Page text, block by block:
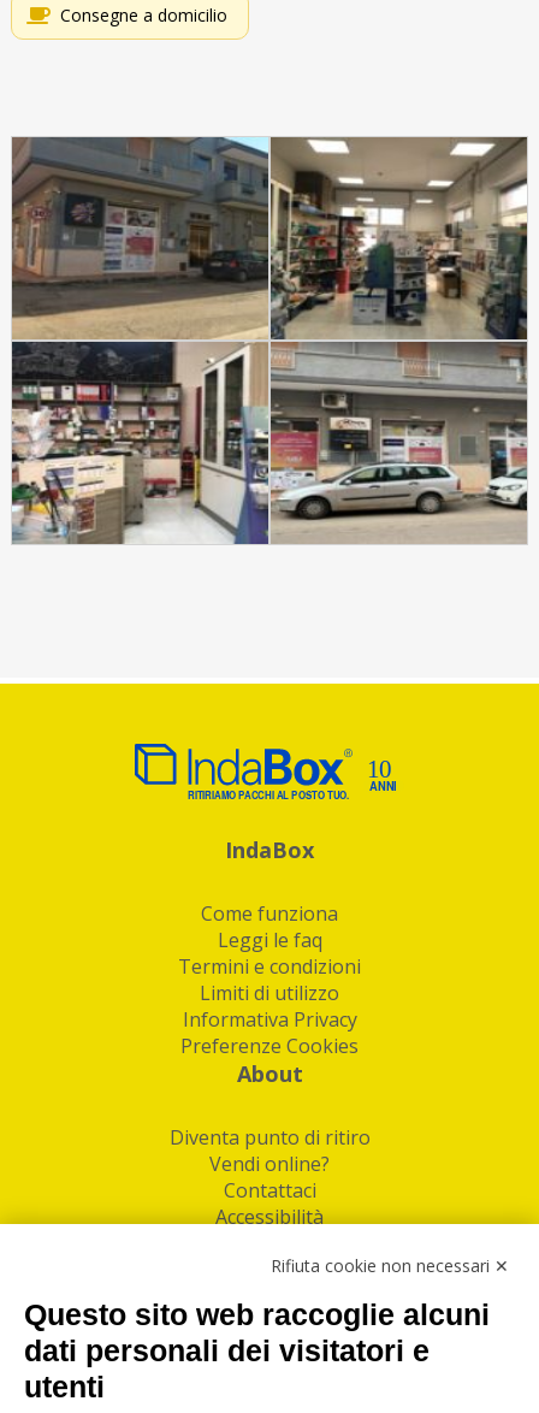
Consegne a domicilio
IndaBox
Come funziona
Leggi le faq
Termini e condizioni
Limiti di utilizzo
Informativa Privacy
Preferenze Cookies
About
Diventa punto di ritiro
Vendi online?
Contattaci
Accessibilità
Facebook
Linkedin
I nostri punti di ritiro e spedizione pacchi nelle
Rifiuta cookie non necessari ✕
Questo sito web raccoglie alcuni
dati personali dei visitatori e
utenti